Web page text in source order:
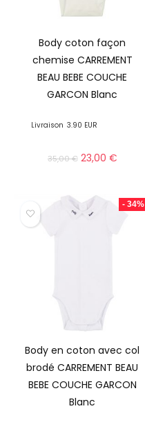
Body coton façon
chemise CARREMENT
BEAU BEBE COUCHE
GARCON Blanc
Livraison 3.90 EUR
35,00€ 23,00 €
- 34%
Body en coton avec col
brodé CARREMENT BEAU
BEBE COUCHE GARCON
Blanc